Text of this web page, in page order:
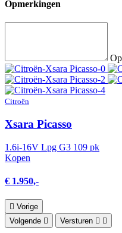
Opmerkingen
Citroën
Xsara Picasso
1.6i-16V Lpg G3 109 pk
Kopen
€ 1.950,-
Vorige
Volgende
Versturen